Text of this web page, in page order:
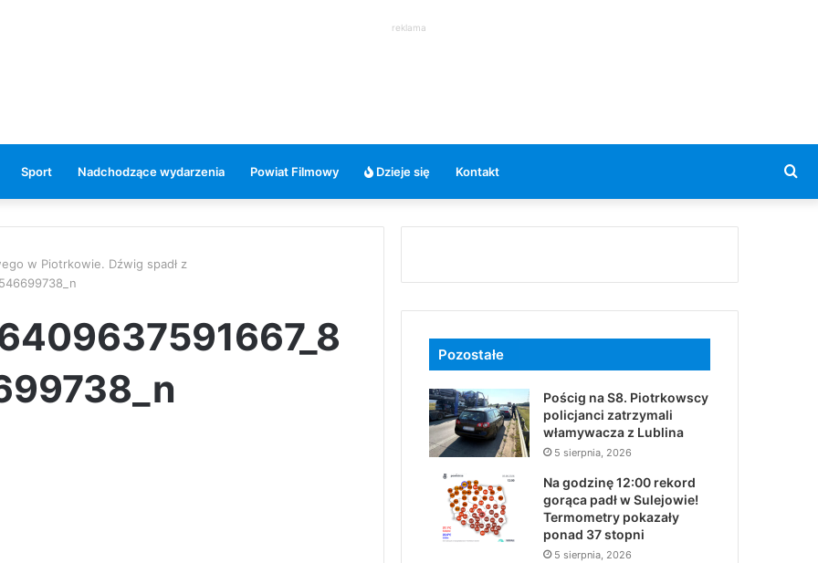
reklama
Sport Nadchodzące wydarzenia Powiat Filmowy Dzieje się Kontakt
w Piotrkowie. Dźwig spadł z
Pozostałe
Pościg na S8. Piotrkowscy
policjanci zatrzymali
włamywacza z Lublina
5 sierpnia, 2026
Na godzinę 12:00 rekord
gorąca padł w Sulejowie!
Termometry pokazały
ponad 37 stopni
5 sierpnia, 2026